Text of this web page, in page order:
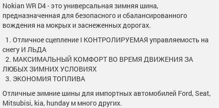
Nokian WR D4 - это универсальная зимняя шина,
предназначенная для безопасного и сбалансированного
вождения на мокрых и заснеженных дорогах.
1. Отличное сцепление I КОНТРОЛИРУЕМАЯ управляемость на
снегу И ЛЬДА
2. МАКСИМАЛЬНЫЙ КОМФОРТ ВО ВРЕМЯ ДВИЖЕНИЯ ЗА
ЛЮБЫХ ЗИМНИХ УСЛОВИЯХ
3. ЭКОНОМИЯ ТОПЛИВА
Отличные зимние шины для импортных автомобилей Ford, Seat,
Mitsubisi, kia, hunday м много других.